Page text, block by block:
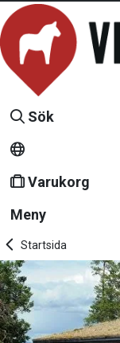
Sök
Varukorg
Meny
Startsida